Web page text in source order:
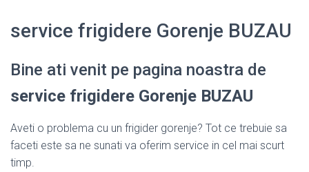
service frigidere Gorenje BUZAU
Bine ati venit pe pagina noastra de
service frigidere Gorenje BUZAU
Aveti o problema cu un frigider gorenje? Tot ce trebuie sa
faceti este sa ne sunati va oferim service in cel mai scurt
timp.